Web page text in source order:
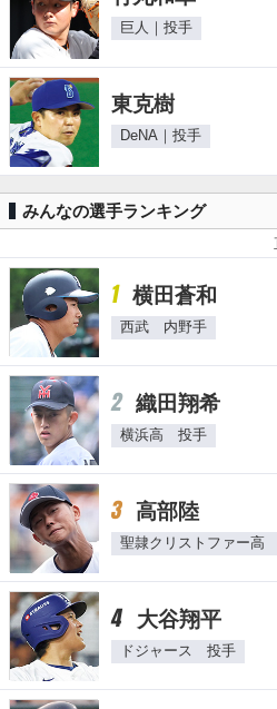
巨人｜投手
東克樹
DeNA｜投手
みんなの選手ランキング
1 横田蒼和
西武 内野手
2 織田翔希
横浜高 投手
3 高部陸
聖隷クリストファー高
4 大谷翔平
ドジャース 投手